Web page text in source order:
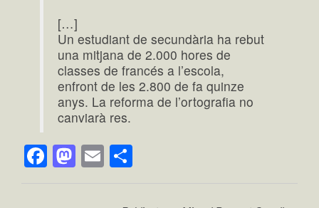
[…]
Un estudiant de secundària ha rebut
una mitjana de 2.000 hores de
classes de francés a l’escola,
enfront de les 2.800 de fa quinze
anys. La reforma de l’ortografia no
canviarà res.
Facebook
Mastodon
Email